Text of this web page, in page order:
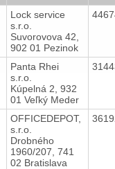
Lock service
s.r.o.
Suvorovova 42,
902 01 Pezinok
Panta Rhei
s.r.o.
Kúpelná 2, 932
01 Veľký Meder
OFFICEDEPOT,
s.r.o.
Drobného
1960/207, 741
02 Bratislava